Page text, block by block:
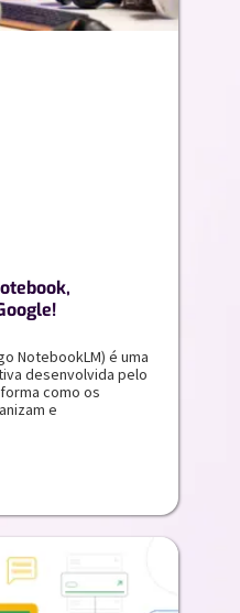
NotebookLM) é uma
desenvolvida pelo
como os
e